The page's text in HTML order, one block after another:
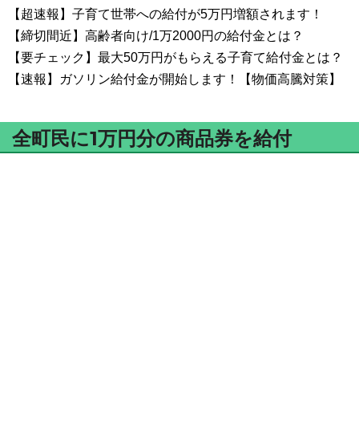
【超速報】子育て世帯への給付が5万円増額されます！
【締切間近】高齢者向け/1万2000円の給付金とは？
【要チェック】最大50万円がもらえる子育て給付金とは？
【速報】ガソリン給付金が開始します！【物価高騰対策】
全町民に1万円分の商品券を給付